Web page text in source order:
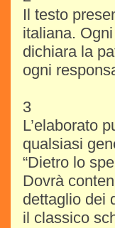
Il testo
italiana.
dichiara la
ogni
3
L’elaborato
qualsiasi
“Dietro lo
Dovrà
dettaglio dei
il classico